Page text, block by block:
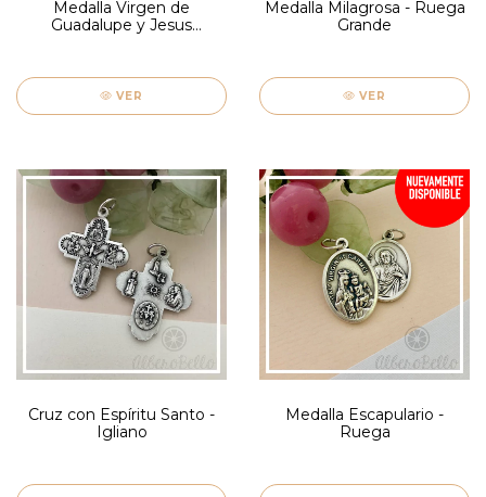
Medalla Virgen de
Guadalupe y Jesus
VER
Medalla Milagrosa - Ruega
Grande
VER
Cruz con Espíritu Santo -
Igliano
Medalla Escapulario -
Ruega